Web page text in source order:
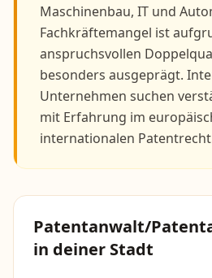
Maschinenbau, IT und
Fachkräftemangel ist
anspruchsvollen
besonders ausgeprägt.
Unternehmen suchen
mit Erfahrung im
internationalen
Patentanwalt/
in deiner Stadt